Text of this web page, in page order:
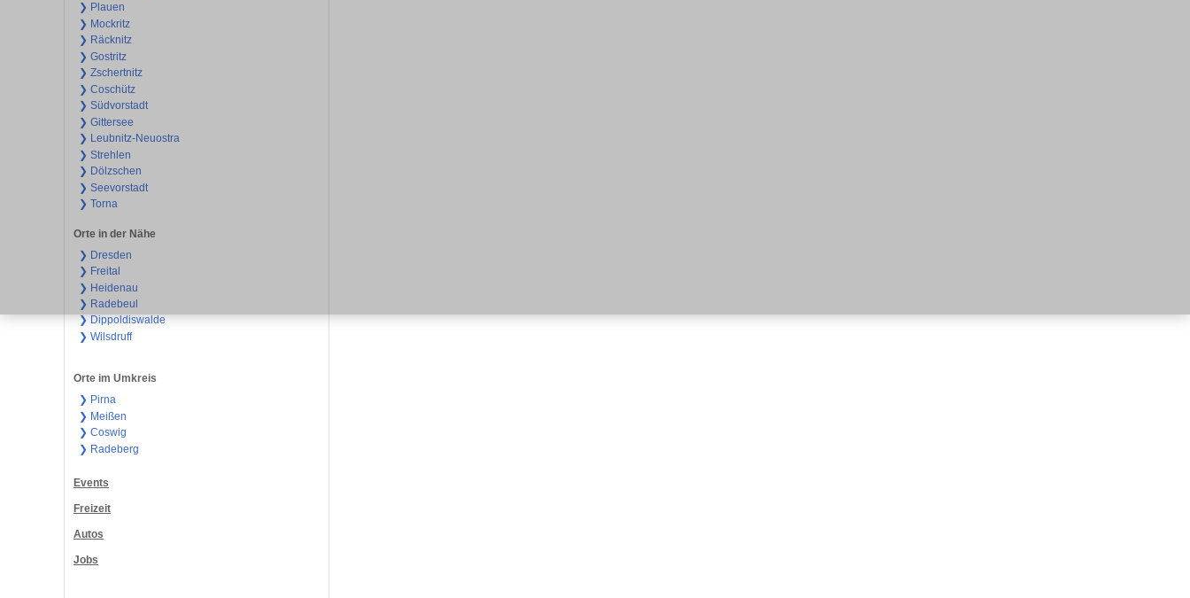
❯ Plauen
❯ Mockritz
❯ Räcknitz
❯ Gostritz
❯ Zschertnitz
❯ Coschütz
❯ Südvorstadt
❯ Gittersee
❯ Leubnitz-Neuostra
❯ Strehlen
❯ Dölzschen
❯ Seevorstadt
❯ Torna
Orte in der Nähe
❯ Dresden
❯ Freital
❯ Heidenau
❯ Radebeul
❯ Dippoldiswalde
❯ Wilsdruff
Orte im Umkreis
❯ Pirna
❯ Meißen
❯ Coswig
❯ Radeberg
Events
Freizeit
Autos
Jobs